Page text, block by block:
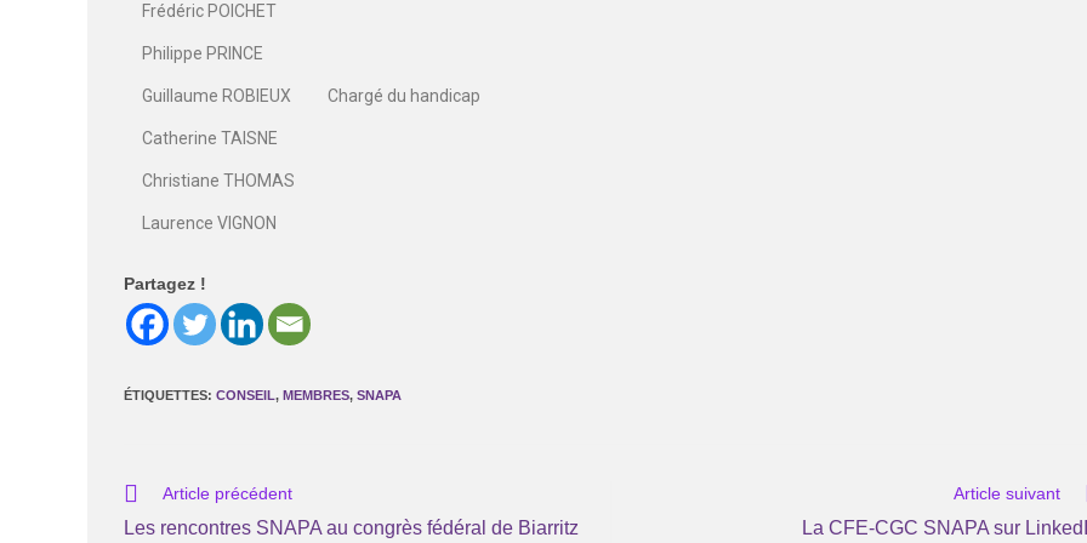
Frédéric POICHET
Philippe PRINCE
Guillaume ROBIEUX Chargé du handicap
Catherine TAISNE
Christiane THOMAS
Laurence VIGNON
Partagez !
ÉTIQUETTES: CONSEIL, MEMBRES, SNAPA
Article précédent
Les rencontres SNAPA au congrès fédéral de Biarritz
Article suivant
La CFE-CGC SNAPA sur